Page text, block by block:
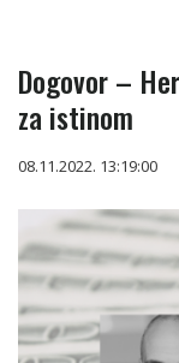
Dogovor –
za istinom
08.11.2022. 13:19:00